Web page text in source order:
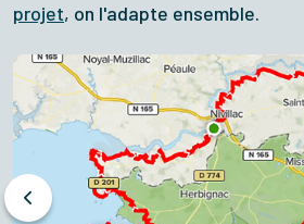
projet, on l'adapte ensemble.